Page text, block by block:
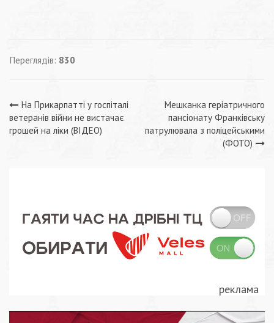
Переглядів: 830
Навігація
записів
На Прикарпатті у госпіталі
ветеранів війни не вистачає
грошей на ліки (ВІДЕО)
Мешканка геріатричного
пансіонату Франківську
патрулювала з поліцейськими
(ФОТО)